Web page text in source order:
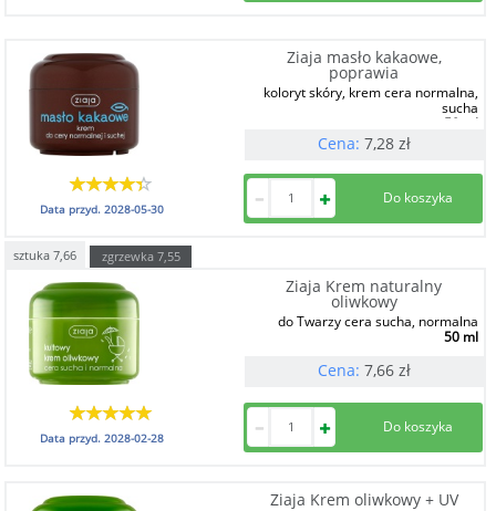
Ziaja masło kakaowe,
poprawia
koloryt skóry, krem cera normalna,
sucha
50 ml
Cena: 7,28 zł
Data przyd.2028-05-30
sztuka 7,66 zgrzewka 7,55
Ziaja Krem naturalny
oliwkowy
do Twarzy cera sucha, normalna
50 ml
Cena: 7,66 zł
Data przyd.2028-02-28
Ziaja Krem oliwkowy + UV